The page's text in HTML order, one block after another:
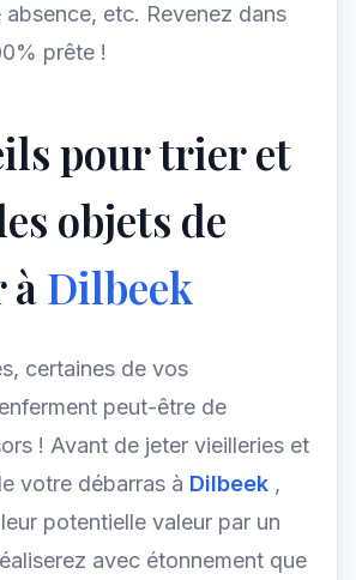
etc. Revenez dans
prête !
pour trier et
objets de
àDilbeek
certaines de vos
peut-être de
! Avant de jeter vieilleries et
votre débarras à Dilbeek ,
potentielle valeur par un
avec étonnement que